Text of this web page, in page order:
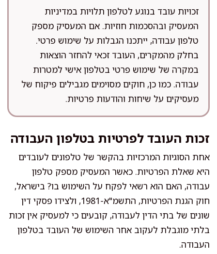
זכויות עובד בנוגע לטלפון תלויות במדיניות
המעסיק ובהסכמות חוזיות. אם המעסיק מספק
טלפון עבודה, ייתכנו הגבלות על שימוש פרטי.
בחלק מהמקרים, העובד זכאי להחזר הוצאות
במקרה של שימוש פרטי בטלפון אישי למטרות
עבודה. כמו כן, חוקים מסוימים מגבילים פיקוח של
מעסיקים על שיחות והודעות פרטיות.
זכות העובד לפרטיות בטלפון העבודה
אחת הסוגיות המרכזיות בהקשר של טלפונים לעובדים
היא שאלת הפרטיות. כאשר המעסיק מספק טלפון
עבודה, האם הוא רשאי לפקח על השימוש בו? בישראל,
חוק הגנת הפרטיות, התשמ"א-1981, ולצידו פסקי דין
שונים של בתי הדין לעבודה, קובעים כי למעסיק אין זכות
בלתי מוגבלת לעקוב אחר השימוש של העובד בטלפון
העבודה.